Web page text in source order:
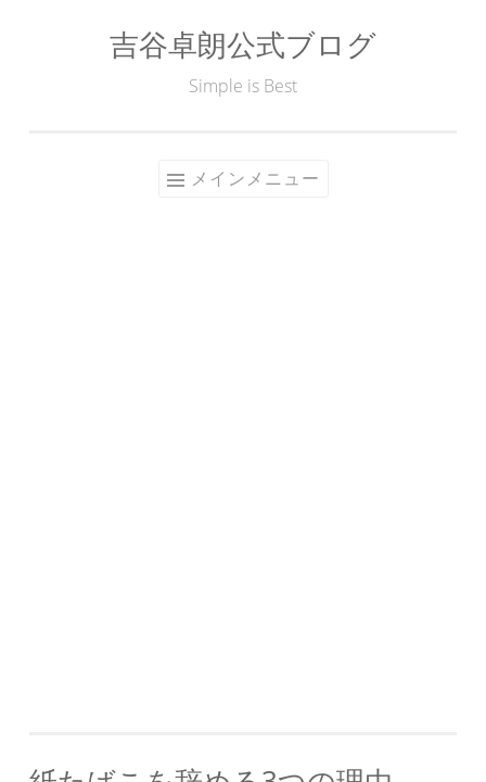
吉谷卓朗公式ブログ
Simple is Best
メインメニュー